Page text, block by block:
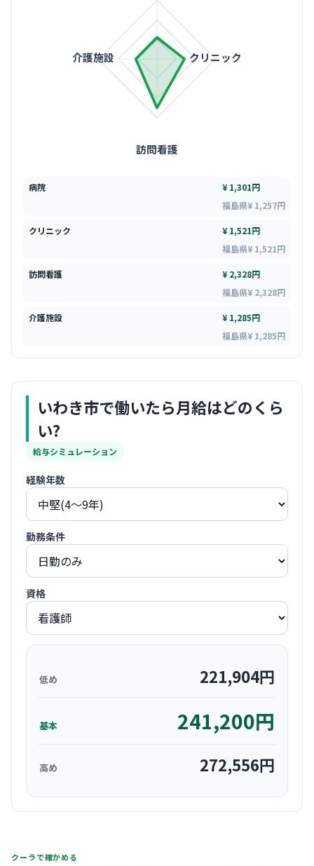
クリニック
訪問看護
介護施設
病院
¥ 1,301円
福島県¥ 1,257円
クリニック
¥ 1,521円
福島県¥ 1,521円
訪問看護
¥ 2,328円
福島県¥ 2,328円
介護施設
¥ 1,285円
福島県¥ 1,285円
いわき市で働いたら月給はどのくら
い?
給与シミュレーション
経験年数
勤務条件
資格
低め 221,904円
基本 241,200円
高め 272,556円
クーラで確かめる